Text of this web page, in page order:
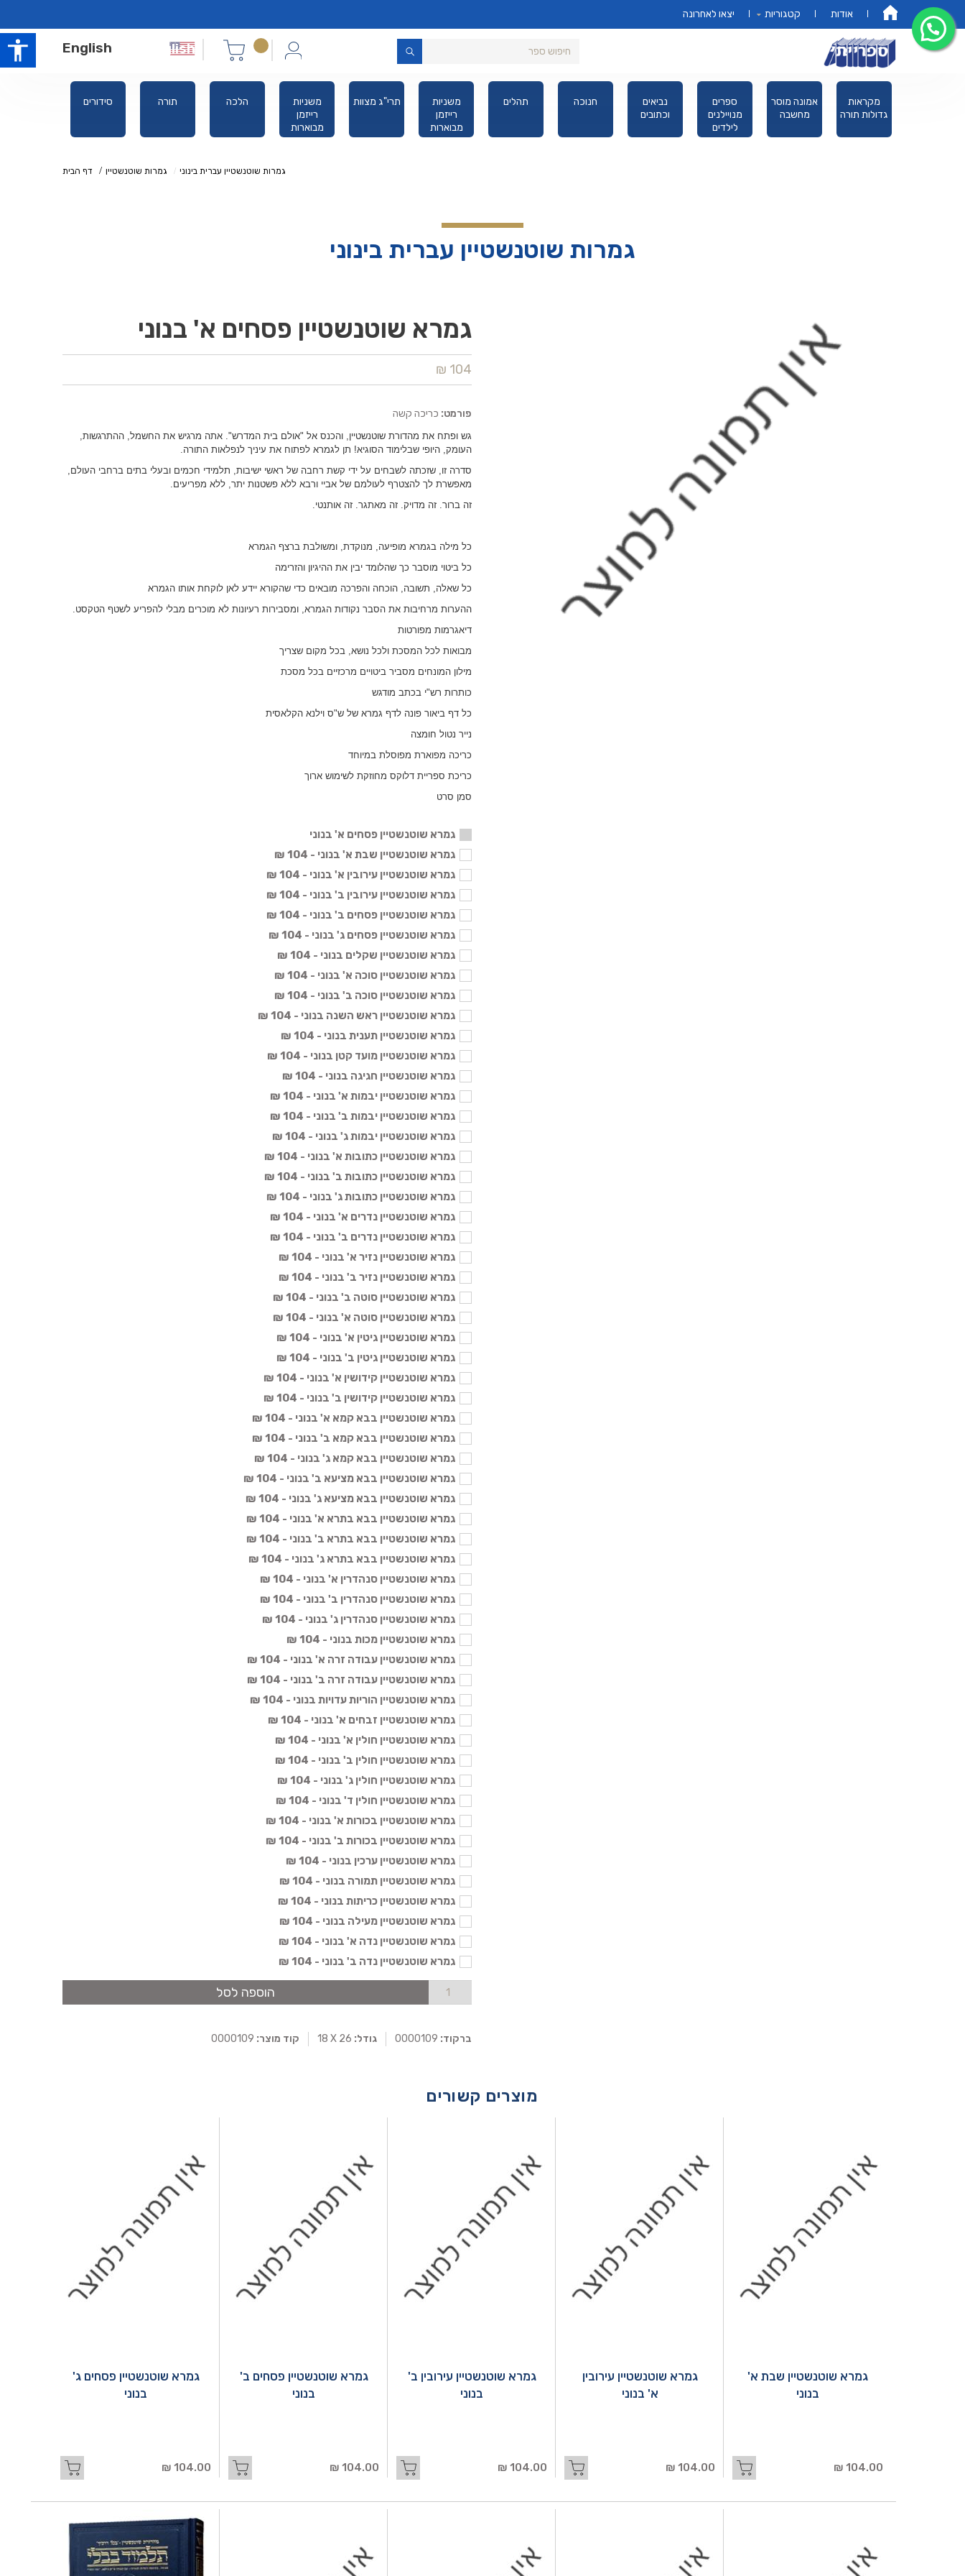
אודות קטגוריות יצאו לאחרונה
English
סידורים תורה הלכה
משניות
רייזמן
מבוארות
תרי"ג מצוות
משניות
רייזמן
מבוארות
מהדורת כיס
תהלים חנוכה
נביאים
וכתובים
ספרים
מנויילנים
לילדים
אמונה מוסר
מחשבה
מקראות
גדולות תורה
דף הבית גמרות שוטנשטיין גמרות שוטנשטיין עברית בינוני
גמרות שוטנשטיין עברית בינוני
גמרא שוטנשטיין פסחים א' בנוני
104 ₪
פורמט: כריכה קשה
גש ופתח את מהדורת שוטנשטיין, והכנס אל "אולם בית המדרש". אתה מרגיש את החשמל, ההתרגשות,
העומק, היופי שבלימוד הסוגיא! תן לגמרא לפתוח את עיניך לנפלאות התורה.
סדרה זו, שזכתה לשבחים על ידי קשת רחבה של ראשי ישיבות, תלמידי חכמים ובעלי בתים ברחבי העולם,
מאפשרת לך להצטרף לעולמם של אביי ורבא ללא פשטנות יתר, ללא מפריעים.
זה ברור. זה מדויק. זה מאתגר. זה אותנטי.
כל מילה בגמרא מופיעה, מנוקדת, ומשולבת ברצף הגמרא
כל ביטוי מוסבר כך שהלומד יבין את ההיגיון והזרימה
כל שאלה, תשובה, הוכחה והפרכה מובאים כדי שהקורא יידע לאן לוקחת אותו הגמרא
ההערות מרחיבות את הסבר נקודות הגמרא, ומסבירות רעיונות לא מוכרים מבלי להפריע לשטף הטקסט.
דיאגרמות מפורטות
מבואות לכל המסכת ולכל נושא, בכל מקום שצריך
מילון המונחים מסביר ביטויים מרכזיים בכל מסכת
כותרות רש"י בכתב מודגש
כל דף ביאור פונה לדף גמרא של ש"ס וילנא הקלאסית
נייר נטול חומצה
כריכה מפוארת מפוסלת במיוחד
כריכת ספריית דלוקס מחוזקת לשימוש ארוך
סמן סרט
גמרא שוטנשטיין פסחים א' בנוני
גמרא שוטנשטיין שבת א' בנוני - 104 ₪
גמרא שוטנשטיין עירובין א' בנוני - 104 ₪
גמרא שוטנשטיין עירובין ב' בנוני - 104 ₪
גמרא שוטנשטיין פסחים ב' בנוני - 104 ₪
גמרא שוטנשטיין פסחים ג' בנוני - 104 ₪
גמרא שוטנשטיין שקלים בנוני - 104 ₪
גמרא שוטנשטיין סוכה א' בנוני - 104 ₪
גמרא שוטנשטיין סוכה ב' בנוני - 104 ₪
גמרא שוטנשטיין ראש השנה בנוני - 104 ₪
גמרא שוטנשטיין תענית בנוני - 104 ₪
גמרא שוטנשטיין מועד קטן בנוני - 104 ₪
גמרא שוטנשטיין חגיגה בנוני - 104 ₪
גמרא שוטנשטיין יבמות א' בנוני - 104 ₪
גמרא שוטנשטיין יבמות ב' בנוני - 104 ₪
גמרא שוטנשטיין יבמות ג' בנוני - 104 ₪
גמרא שוטנשטיין כתובות א' בנוני - 104 ₪
גמרא שוטנשטיין כתובות ב' בנוני - 104 ₪
גמרא שוטנשטיין כתובות ג' בנוני - 104 ₪
גמרא שוטנשטיין נדרים א' בנוני - 104 ₪
גמרא שוטנשטיין נדרים ב' בנוני - 104 ₪
גמרא שוטנשטיין נזיר א' בנוני - 104 ₪
גמרא שוטנשטיין נזיר ב' בנוני - 104 ₪
גמרא שוטנשטיין סוטה ב' בנוני - 104 ₪
גמרא שוטנשטיין סוטה א' בנוני - 104 ₪
גמרא שוטנשטיין גיטין א' בנוני - 104 ₪
גמרא שוטנשטיין גיטין ב' בנוני - 104 ₪
גמרא שוטנשטיין קידושין א' בנוני - 104 ₪
גמרא שוטנשטיין קידושין ב' בנוני - 104 ₪
גמרא שוטנשטיין בבא קמא א' בנוני - 104 ₪
גמרא שוטנשטיין בבא קמא ב' בנוני - 104 ₪
גמרא שוטנשטיין בבא קמא ג' בנוני - 104 ₪
גמרא שוטנשטיין בבא מציעא ב' בנוני - 104 ₪
גמרא שוטנשטיין בבא מציעא ג' בנוני - 104 ₪
גמרא שוטנשטיין בבא בתרא א' בנוני - 104 ₪
גמרא שוטנשטיין בבא בתרא ב' בנוני - 104 ₪
גמרא שוטנשטיין בבא בתרא ג' בנוני - 104 ₪
גמרא שוטנשטיין סנהדרין א' בנוני - 104 ₪
גמרא שוטנשטיין סנהדרין ב' בנוני - 104 ₪
גמרא שוטנשטיין סנהדרין ג' בנוני - 104 ₪
גמרא שוטנשטיין מכות בנוני - 104 ₪
גמרא שוטנשטיין עבודה זרה א' בנוני - 104 ₪
גמרא שוטנשטיין עבודה זרה ב' בנוני - 104 ₪
גמרא שוטנשטיין הוריות עדויות בנוני - 104 ₪
גמרא שוטנשטיין זבחים א' בנוני - 104 ₪
גמרא שוטנשטיין חולין א' בנוני - 104 ₪
גמרא שוטנשטיין חולין ב' בנוני - 104 ₪
גמרא שוטנשטיין חולין ג' בנוני - 104 ₪
גמרא שוטנשטיין חולין ד' בנוני - 104 ₪
גמרא שוטנשטיין בכורות א' בנוני - 104 ₪
גמרא שוטנשטיין בכורות ב' בנוני - 104 ₪
גמרא שוטנשטיין ערכין בנוני - 104 ₪
גמרא שוטנשטיין תמורה בנוני - 104 ₪
גמרא שוטנשטיין כריתות בנוני - 104 ₪
גמרא שוטנשטיין מעילה בנוני - 104 ₪
גמרא שוטנשטיין נדה א' בנוני - 104 ₪
גמרא שוטנשטיין נדה ב' בנוני - 104 ₪
הוספה לסל
ברקוד: גודל: 18 X 26 קוד מוצר:
מוצרים קשורים
גמרא שוטנשטיין שבת א'
בנוני
104.00 ₪
גמרא שוטנשטיין עירובין
א' בנוני
104.00 ₪
גמרא שוטנשטיין עירובין ב'
בנוני
104.00 ₪
גמרא שוטנשטיין פסחים ב'
בנוני
104.00 ₪
גמרא שוטנשטיין פסחים ג'
בנוני
104.00 ₪